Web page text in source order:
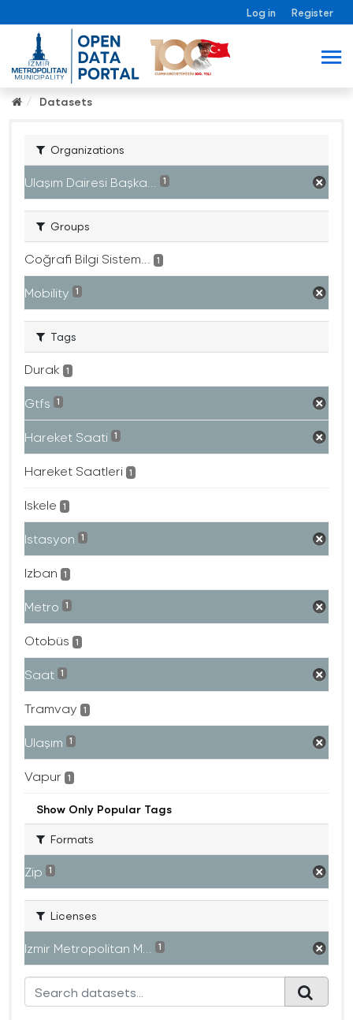
Log in Register
Datasets
Organizations
Ulaşım Dairesi Başka... 1
Groups
Coğrafi Bilgi Sistem... 1
Mobility 1
Tags
Durak 1
Gtfs 1
Hareket Saati 1
Hareket Saatleri 1
Iskele 1
Istasyon 1
Izban 1
Metro 1
Otobüs 1
Saat 1
Tramvay 1
Ulaşım 1
Vapur 1
Show Only Popular Tags
Formats
Zip 1
Licenses
Izmir Metropolitan M... 1